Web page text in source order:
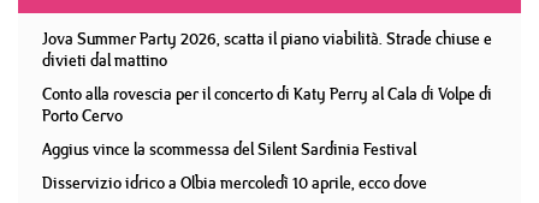
Jova Summer Party 2026, scatta il piano viabilità. Strade chiuse e
divieti dal mattino
Conto alla rovescia per il concerto di Katy Perry al Cala di Volpe di
Porto Cervo
Aggius vince la scommessa del Silent Sardinia Festival
Disservizio idrico a Olbia mercoledì 10 aprile, ecco dove